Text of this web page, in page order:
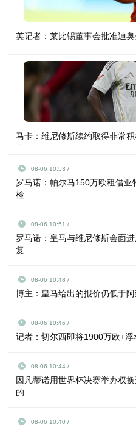
英记者：莱比锡董事会批准迪
欧
马卡：维尼修斯续约取得非常
成
08-06 10:53 /
罗马诺：帕尔马150万欧租借
检
08-06 10:51 /
罗马诺：皇马与维尼修斯会面
复
08-06 10:48 /
博主：皇马给出的报价仍低于
08-06 10:46 /
记者：切尔西即将1900万欧+
08-06 10:44 /
因凡蒂诺用世界杯决赛举办权
的
08-06 10:40 /